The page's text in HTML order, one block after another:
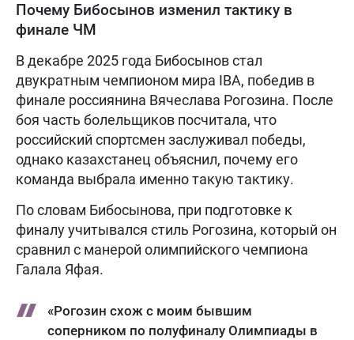
Почему Бибосынов изменил тактику в
финале ЧМ
В декабре 2025 года Бибосынов стал
двукратным чемпионом мира IBA, победив в
финале россиянина Вячеслава Рогозина. После
боя часть болельщиков посчитала, что
российский спортсмен заслуживал победы,
однако казахстанец объяснил, почему его
команда выбрала именно такую тактику.
По словам Бибосынова, при подготовке к
финалу учитывался стиль Рогозина, который он
сравнил с манерой олимпийского чемпиона
Галала Яфая.
«Рогозин схож с моим бывшим
соперником по полуфиналу Олимпиады в